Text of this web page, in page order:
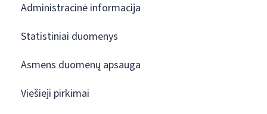
Administracinė informacija
Statistiniai duomenys
Asmens duomenų apsauga
Viešieji pirkimai